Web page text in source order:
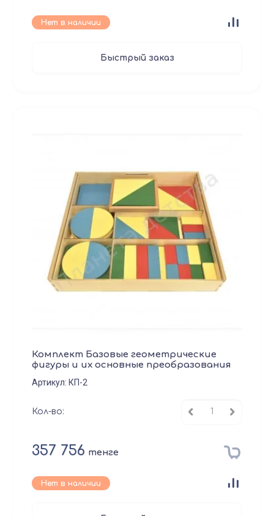
Нет в наличии
Быстрый заказ
Комплект Базовые геометрические
фигуры и их основные преобразования
Артикул: КП-2
Кол-во:
357 756 тенге
Нет в наличии